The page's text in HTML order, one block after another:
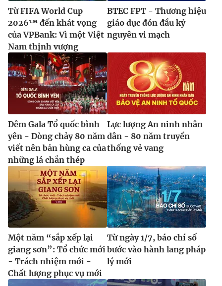
Từ FIFA World Cup
2026™ đến khát vọng
của VPBank: Vì một Việt
Nam thịnh vượng
BTEC FPT - Thương hiệu
giáo dục đón đầu kỷ
nguyên vi mạch
Đêm Gala Tổ quốc bình
yên - Dòng chảy 80 năm
viết nên bản hùng ca của
những lá chắn thép
Lực lượng An ninh nhân
dân - 80 năm truyền
thống vẻ vang
Một năm “sắp xếp lại
giang sơn”: Tổ chức mới
- Trách nhiệm mới -
Chất lượng phục vụ mới
Từ ngày 1/7, báo chí số
bước vào hành lang pháp
lý mới